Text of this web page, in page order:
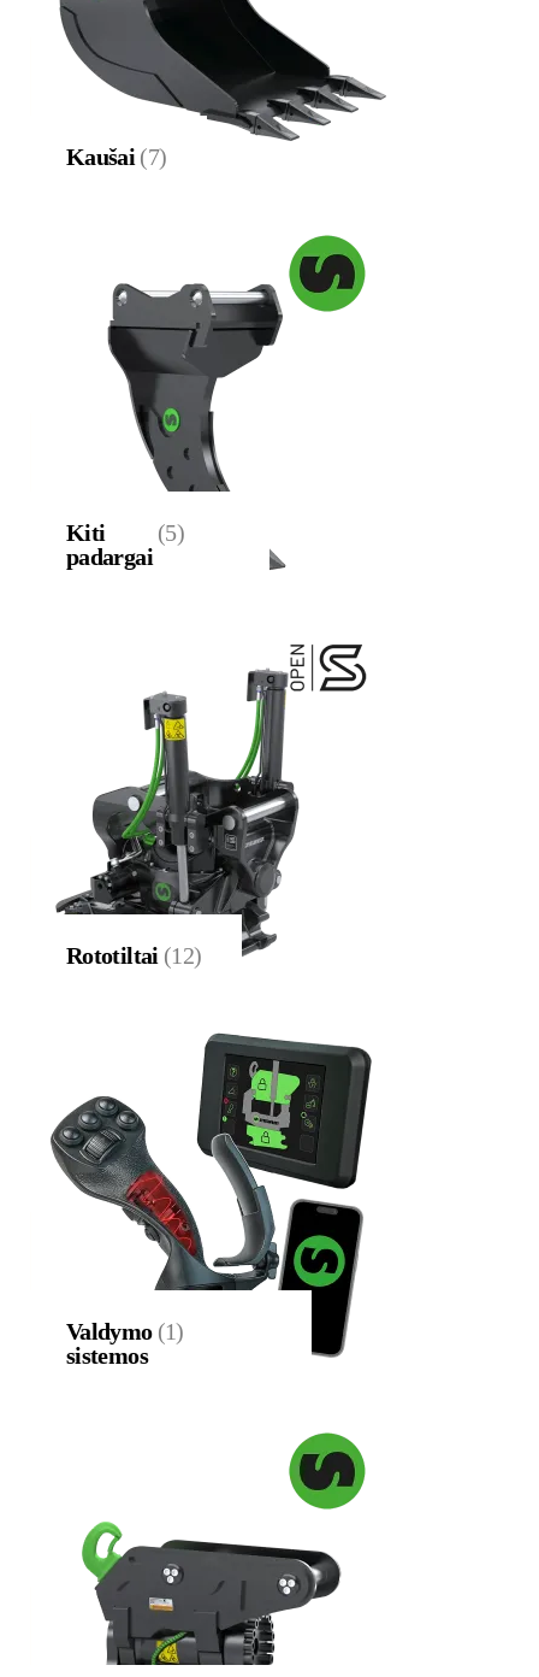
Kaušai (7)
Kiti
padargai
(5)
Rototiltai (12)
Valdymo
sistemos
(1)